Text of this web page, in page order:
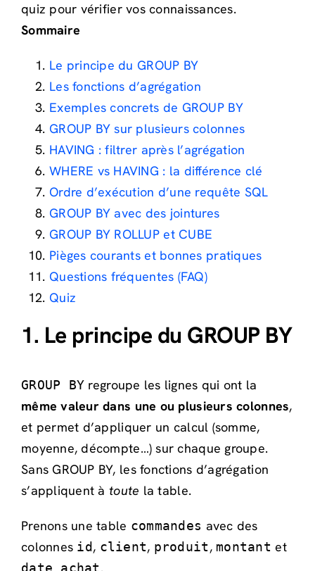
quiz pour vérifier vos connaissances.
Sommaire
Le principe du GROUP BY
Les fonctions d’agrégation
Exemples concrets de GROUP BY
GROUP BY sur plusieurs colonnes
HAVING : filtrer après l’agrégation
WHERE vs HAVING : la différence clé
Ordre d’exécution d’une requête SQL
GROUP BY avec des jointures
GROUP BY ROLLUP et CUBE
Pièges courants et bonnes pratiques
Questions fréquentes (FAQ)
Quiz
1. Le principe du GROUP BY
GROUP BY regroupe les lignes qui ont la
même valeur dans une ou plusieurs colonnes,
et permet d’appliquer un calcul (somme,
moyenne, décompte…) sur chaque groupe.
Sans GROUP BY, les fonctions d’agrégation
s’appliquent àtoute la table.
Prenons une table commandes avec des
colonnes id, client, produit, montant et
date_achat